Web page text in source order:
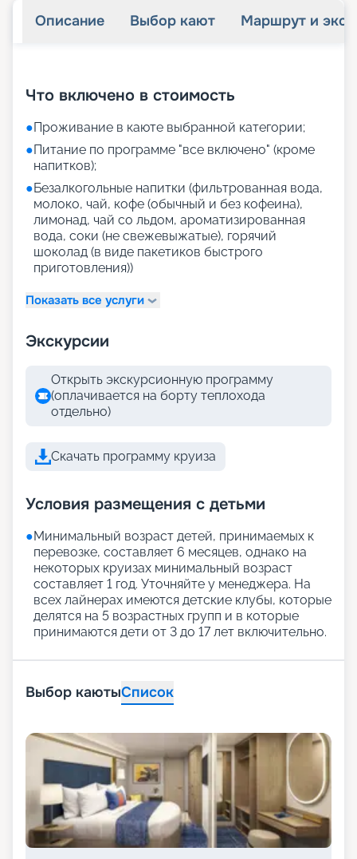
Описание Выбор кают Маршрут и
Что включено в стоимость
●Проживание в каюте выбранной категории;
●Питание по программе "все включено" (кроме
напитков);
●Безалкогольные напитки (фильтрованная вода,
молоко, чай, кофе (обычный и без кофеина),
лимонад, чай со льдом, ароматизированная
вода, соки (не свежевыжатые), горячий
шоколад (в виде пакетиков быстрого
приготовления))
Показать все услуги
Экскурсии
Открыть экскурсионную программу
(оплачивается на борту теплохода
отдельно)
Скачать программу круиза
Условия размещения с детьми
●Минимальный возраст детей, принимаемых к
перевозке, составляет 6 месяцев, однако на
некоторых круизах минимальный возраст
составляет 1 год. Уточняйте у менеджера. На
всех лайнерах имеются детские клубы, которые
делятся на 5 возрастных групп и в которые
принимаются дети от 3 до 17 лет включительно.
Выбор каютыСписок